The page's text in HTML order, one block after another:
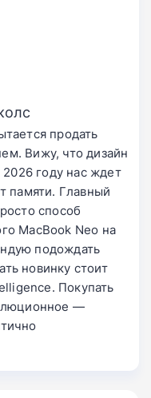
продать
Вижу, что дизайн
году нас ждет
памяти. Главный
способ
MacBook Neo на
подождать
новинку стоит
Покупать
—